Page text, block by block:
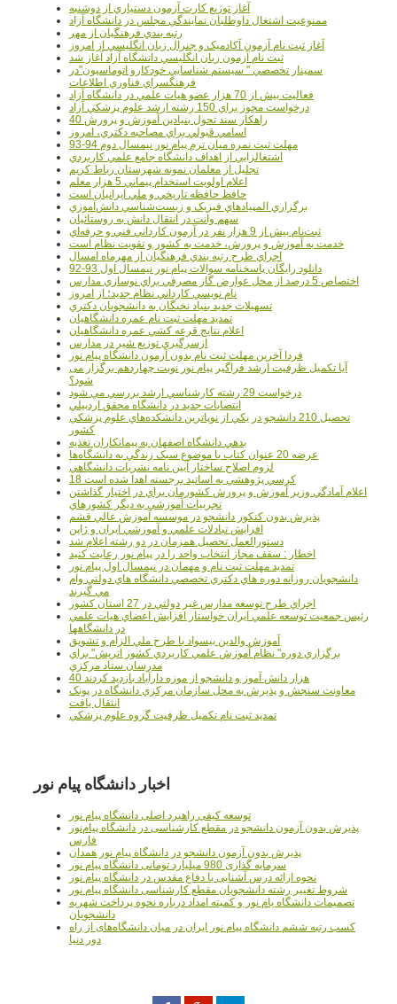
آغاز توزيع کارت آزمون دستياري از دوشنبه
ممنوعيت اشتغال داوطلبان نمايندگي مجلس در دانشگاه آزاد
رتبه بندي فرهنگيان از مهر
آغاز ثبت نام آزمون آکادميک و جنرال زبان انگليسي از امروز
ثبت نام آزمون زبان انگليسي دانشگاه آزاد آغاز شد
سمينار تخصصي " سيستم شناسايي خودکارو اتوماسيون"در
فرهنگسراي فناوري اطلاعات
فعاليت بيش از 70 هزار عضو هيات علمي در دانشگاه آزاد
درخواست مجوز براي 150 رشته ارشد علوم پزشکي آزاد
40 راهکار سند تحول بنيادين آموزش و پرورش
اسامي قبولي براي مصاحبه دکتري، امروز
مهلت ثبت نمره میان ترم پیام نور نیمسال دوم 94-93
اشتغالزايي از اهداف دانشگاه جامع علمي کاربردي
تجليل از معلمان نمونه شهرستان رباط کريم
اعلام اولويت استخدام پيماني 5 هزار معلم
حافظ حافظه تاريخي و ملي ايرانيان است
برگزاري المپيادهاي فيزيک و زيست‌شناسي دانش‌آموزي
سهم وانت در انتقال دانش به روستائيان
ثبت‌نام بيش از 9 هزار نفر در آزمون کارداني فني و حرفه‌اي
خدمت به آموزش و پرورش، خدمت به کشور و تقويت نظام است
اجراي طرح رتبه بندي فرهنگيان از مهرماه امسال
دانلود رایگان پاسخنامه سوالات پیام نور نیمسال اول 93-92
اختصاص 5 درصد از محل عوارض گاز مصرفي براي نوسازي مدارس
نام نويسي کارداني نظام جديد؛ از امروز
تسهيلات جديد بنياد نخبگان به دانشجويان دکتري
تمديد مهلت ثبت نام عمره دانشگاهيان
اعلام نتايج قرعه کشي عمره دانشگاهيان
ازسرگيري توزيع شير در مدارس
فردا آخرین مهلت ثبت نام بدون آزمون دانشگاه پیام نور
آیا تکمیل ظرفیت ارشد فراگیر پیام نور نوبت چهاردهم برگزار می
شود؟
درخواست 29 رشته کارشناسي ارشد بررسي مي شود
انتصابات جديد در دانشگاه محقق اردبيلي
تحصيل 210 دانشجو در يکي از نوپاترين دانشکده‌هاي علوم پزشکي
کشور
بدهي دانشگاه اصفهان به پيمانکاران تغذيه
عرضه 20 عنوان کتاب با موضوع سبک زندگي به دانشگاه‌ها
لزوم اصلاح ساختار آيين نامه نشريات دانشگاهي
18 کرسي پژوهشي به اساتيد برجسته اهدا شده است
اعلام آمادگي وزير آموزش و پرورش کشورمان براي در اختيار گذاشتن
تجربيات آموزشي به ديگر کشورهاي
پذيرش بدون کنکور دانشجو در موسسه آموزش عالي قشم
افزايش تبادلات علمي و آموزشي ايران و ژاپن
دستورالعمل تحصیل همزمان در دو رشته اعلام شد
اخطار : سقف مجاز انتخاب واحد را در پیام نور رعایت کنید
تمدید مهلت ثبت نام و مهمان در نیمسال اول پیام نور
دانشجويان روزانه دوره هاي دكتري تخصصي دانشگاه هاي دولتي وام
مي گيرند
اجراي طرح توسعه مدارس غير دولتي در 27 استان کشور
رئيس جمعيت توسعه علمي ايران خواستار افزايش اعضاي هيات علمي
در دانشگاهها
آموزش والدين بيسواد با طرح ملي الزام و تشويق
برگزاري دوره" نظام آموزش علمي كاربردي كشور اتريش" براي
مدرسان ستاد مرکزي
40 هزار دانش آموز و دانشجو از موزه دارآباد بازديد کردند
معاونت سنجش و پذيرش به محل سازمان مرکزي دانشگاه در پونک
انتقال يافت
تمديد ثبت نام تکميل ظرفيت گروه علوم پزشکي
اخبار دانشگاه پیام نور
توسعه کیفی راهبرد اصلی دانشگاه پیام نور
پذیرش بدون آزمون دانشجو در مقطع کارشناسی در دانشگاه پیام‌نور
فارس
پذیرش بدون آزمون دانشجو در دانشگاه پیام نور همدان
سرمایه گذاری 980 میلیارد تومانی دانشگاه پیام نور
نحوه ارائه درس آشنایی با دفاع مقدس در دانشگاه پیام نور
شروط تغییر رشته دانشجویان مقطع کارشناسی دانشگاه پیام نور
تصمیمات دانشگاه یام نور و کمیته امداد درباره نحوه پرداخت شهریه
دانشجویان
کسب رتبه ششم دانشگاه پیام نور ایران در میان دانشگاه‌های از راه
دور دنیا